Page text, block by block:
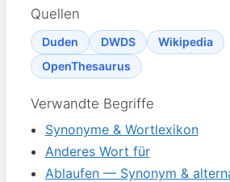
Quellen
Duden DWDS
Wikipedia
OpenThesaurus
Verwandte Begriffe
Synonyme & Wortlexikon
Anderes Wort für
Ablaufen — Synonym &